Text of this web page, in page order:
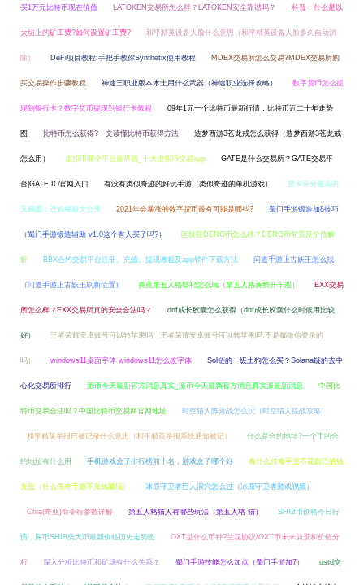
买1万元比特币现在价值 LATOKEN交易所怎么样？LATOKEN安全靠谱吗？ 科普：什么是以
太坊上的矿工费?如何设置矿工费? 和平精英设备人脸什么意思（和平精英设备人脸多久自动消
除） DeFi项目教程:手把手教你Synthetix使用教程 MDEX交易所怎么交易?MDEX交易所购
买交易操作步骤教程 神途三职业版本术士用什么武器（神途职业选择攻略） 数字货币怎么提
现到银行卡？数字货币提现到银行卡教程 09年1元一个比特币最新行情，比特币近二十年走势
图 比特币怎么获得?一文读懂比特币获得方法 造梦西游3苍龙戒怎么获得（造梦西游3苍龙戒
怎么用） 虚拟币哪个平台最靠谱_十大虚拟币交易app GATE是什么交易所？GATE交易平
台|GATE.IO官网入口 有没有类似奇迹的好玩手游（类似奇迹的单机游戏） 显卡评分最高的
天梯图：选购秘籍大公开 2021年会暴涨的数字货币最有可能是哪些? 蜀门手游锻造加8技巧
（蜀门手游锻造辅助 v1.0这个有人买了吗?） 区块链DERO币怎么样？DERO币前景及价值解
析 BBX合约交易平台注册、充值、提现教程及app软件下载方法 问道手游上古妖王怎么找
（问道手游上古妖王刷新位置） 炎黄第五人格祭祀怎么玩（第五人格黄祭开车图） EXX交易
所怎么样？EXX交易所真的安全合法吗？ dnf成长胶囊怎么获得（dnf成长胶囊什么时候用比较
好） 王者荣耀安卓账号可以转苹果吗（王者荣耀安卓账号可以转苹果吗,不是都微信登录的
吗） windows11桌面字体 windows11怎么改字体 Sol链的一级土狗怎么买？Solana链的去中
心化交易所排行 派币今天最新官方消息真实_派币今天最新官方消息真实派最新消息 中国比
特币交易合法吗？中国比特币交易网官网地址 时空猎人阵营战怎么玩（时空猎人提战攻略）
和平精英举报已被记录什么意思（和平精英举报系统通知被记） 什么是合约地址?一个币的合
约地址有什么用 手机游戏盒子排行榜前十名，游戏盒子哪个好 有什么传奇手游不花自己的钱
充值（什么传奇手游不充钱能玩） 冰原守卫者巨人洞穴怎么过（冰原守卫者游戏视频）
Chia(奇亚)命令行参数详解 第五人格猫人有哪些玩法（第五人格 猫） SHIB币价格今日行
情，屎币SHIB柴犬币最新价格历史走势图 OXT是什么币种?兰花协议/OXT币未来前景和价值分
析 深入分析比特币和矿场有什么关系？ 蜀门手游技能怎么加点（蜀门手游加7） ustd交